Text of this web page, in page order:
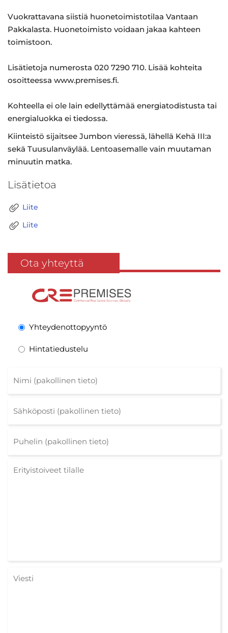
Vuokrattavana siistiä huonetoimistotilaa Vantaan
Pakkalasta. Huonetoimisto voidaan jakaa kahteen
toimistoon.
Lisätietoja numerosta 020 7290 710. Lisää kohteita
osoitteessa www.premises.fi.
Kohteella ei ole lain edellyttämää energiatodistusta tai
energialuokka ei tiedossa.
Kiinteistö sijaitsee Jumbon vieressä, lähellä Kehä III:a
sekä Tuusulanväylää. Lentoasemalle vain muutaman
minuutin matka.
Lisätietoa
Liite
Liite
Ota yhteyttä
Yhteydenottopyyntö
Hintatiedustelu